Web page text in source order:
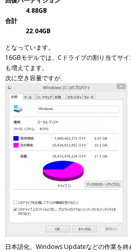
4.88GB
合計
22.04GB
となっています。
16GBモデルでは、Cドライブの割り当てサ
も増えてます。
次に空き容量ですが、
日本語化、Windows Updateなどの作業を終